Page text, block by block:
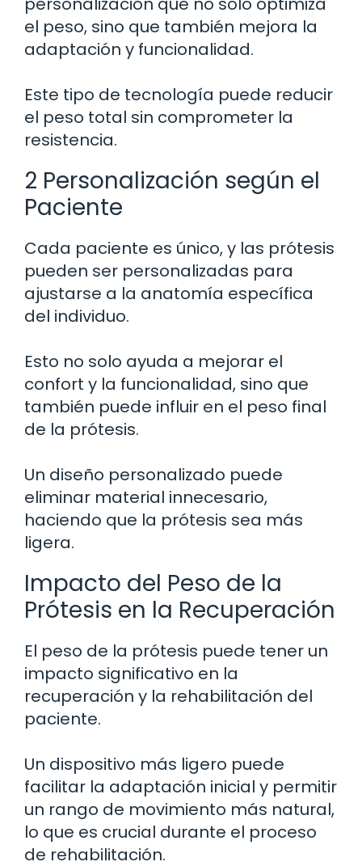
el peso, sino que también mejora la
adaptación y funcionalidad.
Este tipo de tecnología puede reducir
el peso total sin comprometer la
resistencia.
2 Personalización según el
Paciente
Cada paciente es único, y las prótesis
pueden ser personalizadas para
ajustarse a la anatomía específica
del individuo.
Esto no solo ayuda a mejorar el
confort y la funcionalidad, sino que
también puede influir en el peso final
de la prótesis.
Un diseño personalizado puede
eliminar material innecesario,
haciendo que la prótesis sea más
ligera.
Impacto del Peso de la
Prótesis en la Recuperación
El peso de la prótesis puede tener un
impacto significativo en la
recuperación y la rehabilitación del
paciente.
Un dispositivo más ligero puede
facilitar la adaptación inicial y permitir
un rango de movimiento más natural,
lo que es crucial durante el proceso
de rehabilitación.